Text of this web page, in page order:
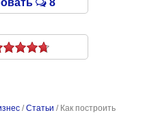
8
/Статьи / Как построить